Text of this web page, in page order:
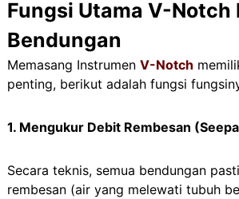
Fungsi Utama V-Notch
Bendungan
Memasang Instrumen V-Notch
penting, berikut adalah fungsi
1. Mengukur Debit Rembesan
Secara teknis, semua bendungan
rembesan (air yang melewati tubuh